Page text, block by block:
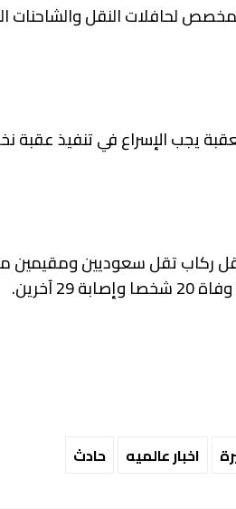
لحافلات النقل والشاحنات
يجب الإسراع في تنفيذ عقبة
تقل سعوديين ومقيمين من
آخرين.
اخبار عالميه حادث